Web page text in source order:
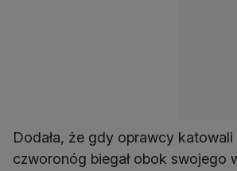
Dodała, że gdy oprawcy katowali
czworonóg biegał obok swojego